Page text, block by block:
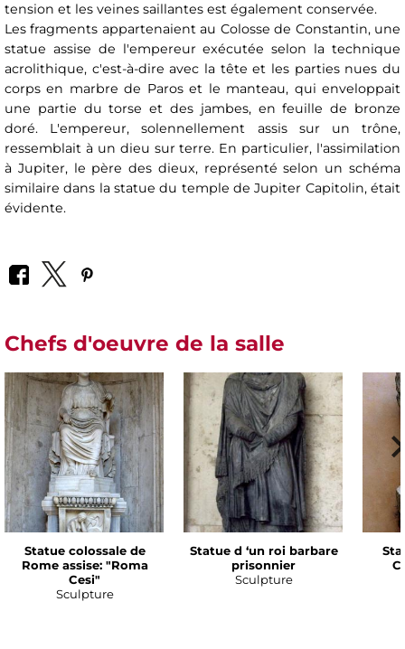
tension et les veines saillantes est également conservée.
Les fragments appartenaient au Colosse de Constantin, une
statue assise de l'empereur exécutée selon la technique
acrolithique, c'est-à-dire avec la tête et les parties nues du
corps en marbre de Paros et le manteau, qui enveloppait
une partie du torse et des jambes, en feuille de bronze
doré. L'empereur, solennellement assis sur un trône,
ressemblait à un dieu sur terre. En particulier, l'assimilation
à Jupiter, le père des dieux, représenté selon un schéma
similaire dans la statue du temple de Jupiter Capitolin, était
évidente.
Chefs d'oeuvre de la salle
Statue colossale de
Rome assise: "Roma
Cesi"
Sculpture
Statue d ‘un roi barbare
prisonnier
Sculpture